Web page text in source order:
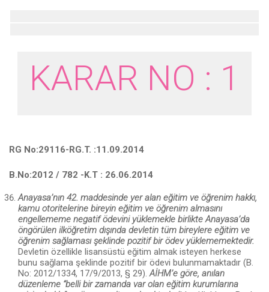
KARAR NO : 1
RG No:29116-RG.T. :11.09.2014
B.No:2012 / 782 -K.T : 26.06.2014
Anayasa’nın 42. maddesinde yer alan eğitim ve öğrenim hakkı,
kamu otoritelerine bireyin eğitim ve öğrenim almasını
engellememe negatif ödevini yüklemekle birlikte Anayasa’da
öngörülen ilköğretim dışında devletin tüm bireylere eğitim ve
öğrenim sağlaması şeklinde pozitif bir ödev yükle­memektedir.
Devletin özellikle lisansüstü eğitim almak isteyen herkese
bunu sağlama şeklinde pozitif bir ödevi bulunmamaktadır (B.
No: 2012/1334, 17/9/2013, § 29).AİHM’e göre, anılan
düzenleme “belli bir zamanda var olan eğitim kurumlarına